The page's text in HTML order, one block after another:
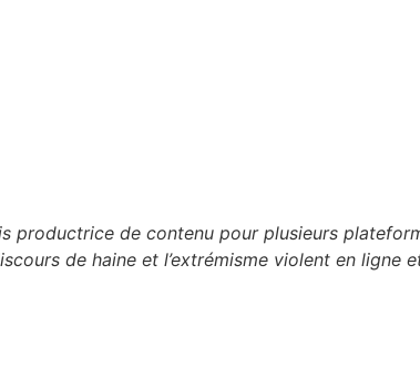
productrice de contenu pour plusieurs
de haine et l’extrémisme violent en ligne